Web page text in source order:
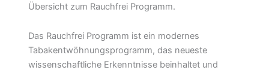
Übersicht zum Rauchfrei Programm.
Das Rauchfrei Programm ist ein modernes
Tabakentwöhnungsprogramm, das neueste
wissenschaftliche Erkenntnisse beinhaltet und